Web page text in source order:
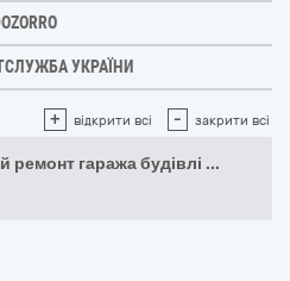
УКРАЇНИ
+ відкрити всі - закрити всі
ремонт гаража будівлі ...